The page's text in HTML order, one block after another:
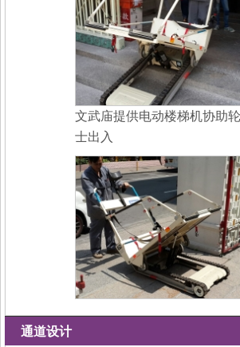
文武庙提供电动楼梯机协助
士出入
通道设计